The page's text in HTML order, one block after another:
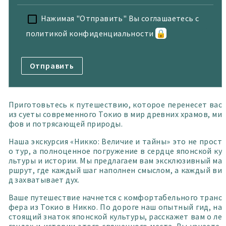
Нажимая "Отправить" Вы соглашаетесь с
политикой конфиденциальности 🔒
Приготовьтесь к путешествию, которое перенесет вас
из суеты современного Токио в мир древних храмов, ми
фов и потрясающей природы.
Наша экскурсия «Никко: Величие и тайны» это не прост
о тур, а полноценное погружение в сердце японской ку
льтуры и истории. Мы предлагаем вам эксклюзивный ма
ршрут, где каждый шаг наполнен смыслом, а каждый ви
д захватывает дух.
Ваше путешествие начнется с комфортабельного транс
фера из Токио в Никко. По дороге наш опытный гид, на
стоящий знаток японской культуры, расскажет вам о ле